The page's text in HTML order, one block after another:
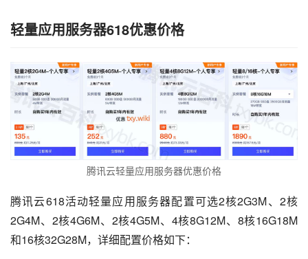
轻量应用服务器618优惠价格
腾讯云轻量应用服务器优惠价格
腾讯云618活动轻量应用服务器配置可选2核2G3M、2核
2G4M、2核4G6M、2核4G5M、4核8G12M、8核16G18M
和16核32G28M，详细配置价格如下：